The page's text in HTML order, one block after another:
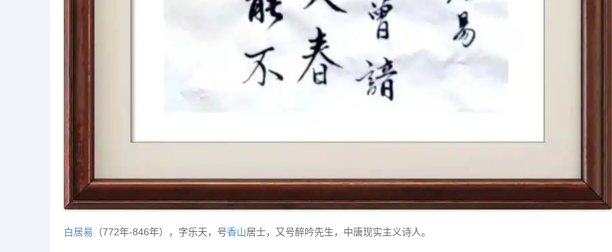
白居易 （772年-846年），字乐天，号香山居士，又号醉吟先生，中唐现实主义诗人。